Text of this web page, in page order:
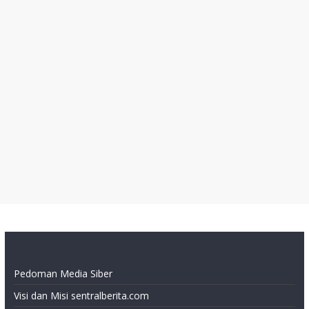
Pedoman Media Siber
Visi dan Misi sentralberita.com